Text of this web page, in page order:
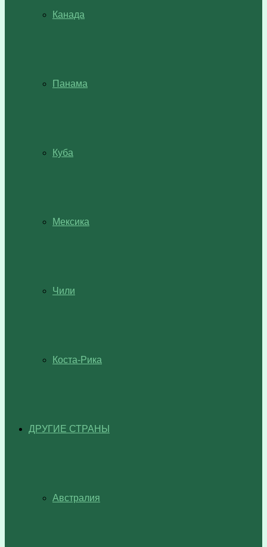
Канада
Панама
Куба
Мексика
Чили
Коста-Рика
ДРУГИЕ СТРАНЫ
Австралия